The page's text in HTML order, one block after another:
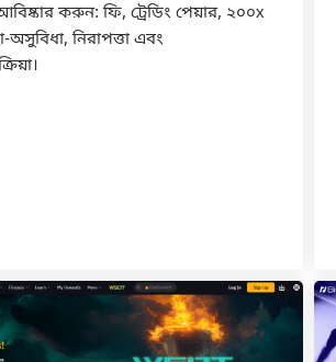
করুন: ফি, ট্রেডিং পেয়ার, ২০০x
নিরাপত্তা এবং